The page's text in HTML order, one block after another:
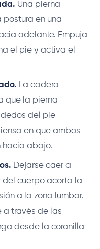
Una pierna
en una
adelante. Empuja
el pie y activa el
La cadera
que la pierna
dedos del pie
en que ambos
hacia abajo.
Dejarse caer a
del cuerpo acorta la
a la zona lumbar.
a través de las
desde la coronilla